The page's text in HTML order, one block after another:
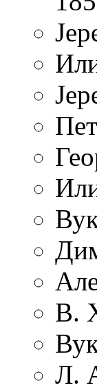
В.
Л.